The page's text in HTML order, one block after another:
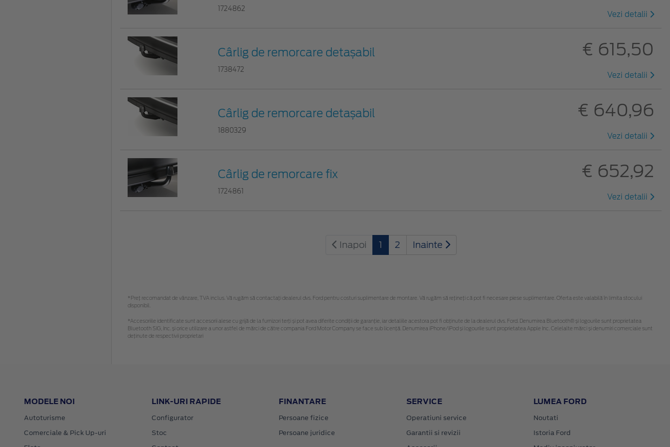
1724862
Vezi detalii
Cârlig de remorcare detașabil
1738472
€ 615,50
Vezi detalii
Cârlig de remorcare detașabil
1880329
€ 640,96
Vezi detalii
Cârlig de remorcare fix
1724861
€ 652,92
Vezi detalii
Inapoi 1 2 Inainte
*Preţ recomandat de vânzare, TVA inclus. Vă rugăm să contactaţi dealerul dvs. Ford pentru costuri suplimentare de montare. Vă rugăm să rețineți că pot fi necesare piese suplimentare. Oferta este valabilă în limita stocului
disponibil.
*Accesoriile identificate sunt accesorii alese cu grijă de la furnizori terți și pot avea diferite condiții de garanție, iar detaliile acestora pot fi obținute de la dealerul dvs. Ford. Denumirea Bluetooth® și logourile sunt proprietatea
Bluetooth SIG, Inc. și orice utilizare a unor astfel de mărci de către compania Ford Motor Company se face sub licență. Denumirea iPhone/iPod și logourile sunt proprietatea Apple Inc. Celelalte mărci și denumiri comerciale sunt
deținute de respectivii proprietari
MODELE NOI
Autoturisme
Comerciale & Pick Up-uri
LINK-URI RAPIDE
Configurator
Stoc
FINANTARE
Persoane fizice
Persoane juridice
SERVICE
Operatiuni service
Garantii si revizii
LUMEA FORD
Noutati
Istoria Ford